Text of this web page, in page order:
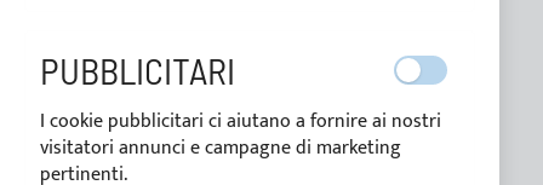
Zahlungsbedingungen
Datenschutzerklärung
PUBBLICITARI
I cookie pubblicitari ci aiutano a fornire ai nostri
visitatori annunci e campagne di marketing
pertinenti.